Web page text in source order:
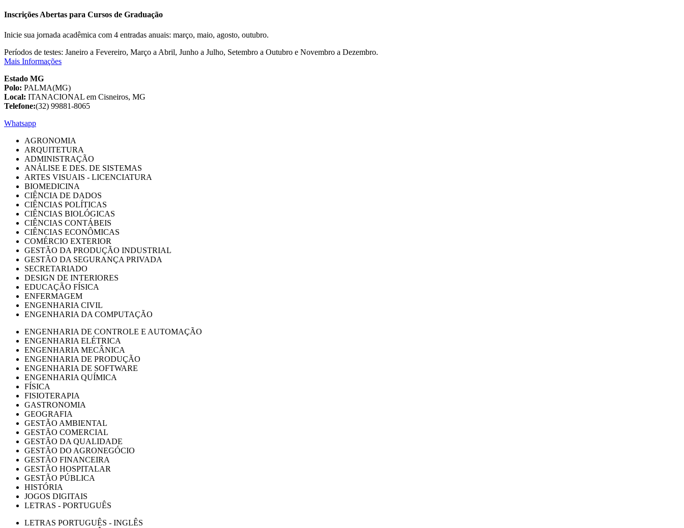
Inscrições Abertas para Cursos de Graduação
Inicie sua jornada acadêmica com 4 entradas anuais: março, maio, agosto, outubro.
Períodos de testes: Janeiro a Fevereiro, Março a Abril, Junho a Julho, Setembro a Outubro e Novembro a Dezembro.
Mais Informações
Estado MG
Polo: PALMA(MG)
Local: ITANACIONAL em Cisneiros, MG
Telefone:(32) 99881-8065
Whatsapp
AGRONOMIA
ARQUITETURA
ADMINISTRAÇÃO
ANÁLISE E DES. DE SISTEMAS
ARTES VISUAIS - LICENCIATURA
BIOMEDICINA
CIÊNCIA DE DADOS
CIÊNCIAS POLÍTICAS
CIÊNCIAS BIOLÓGICAS
CIÊNCIAS CONTÁBEIS
CIÊNCIAS ECONÔMICAS
COMÉRCIO EXTERIOR
GESTÃO DA PRODUÇÃO INDUSTRIAL
GESTÃO DA SEGURANÇA PRIVADA
SECRETARIADO
DESIGN DE INTERIORES
EDUCAÇÃO FÍSICA
ENFERMAGEM
ENGENHARIA CIVIL
ENGENHARIA DA COMPUTAÇÃO
ENGENHARIA DE CONTROLE E AUTOMAÇÃO
ENGENHARIA ELÉTRICA
ENGENHARIA MECÂNICA
ENGENHARIA DE PRODUÇÃO
ENGENHARIA DE SOFTWARE
ENGENHARIA QUÍMICA
FÍSICA
FISIOTERAPIA
GASTRONOMIA
GEOGRAFIA
GESTÃO AMBIENTAL
GESTÃO COMERCIAL
GESTÃO DA QUALIDADE
GESTÃO DO AGRONEGÓCIO
GESTÃO FINANCEIRA
GESTÃO HOSPITALAR
GESTÃO PÚBLICA
HISTÓRIA
JOGOS DIGITAIS
LETRAS - PORTUGUÊS
LETRAS PORTUGUÊS - INGLÊS